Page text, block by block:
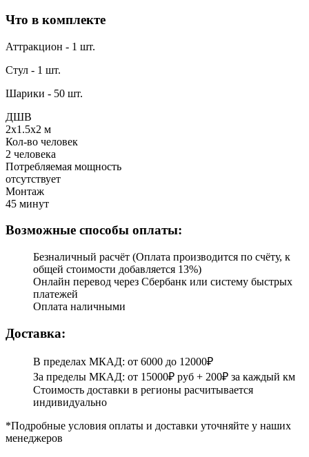
Что в комплекте
Аттракцион - 1 шт.
Стул - 1 шт.
Шарики - 50 шт.
ДШВ
2х1.5х2 м
Кол-во человек
2 человека
Потребляемая мощность
отсутствует
Монтаж
45 минут
Возможные способы оплаты:
Безналичный расчёт (Оплата производится по счёту, к
общей стоимости добавляется 13%)
Онлайн перевод через Сбербанк или систему быстрых
платежей
Оплата наличными
Доставка:
В пределах МКАД: от 6000 до 12000₽
За пределы МКАД: от 15000₽ руб + 200₽ за каждый км
Стоимость доставки в регионы расчитывается
индивидуально
*Подробные условия оплаты и доставки уточняйте у наших
менеджеров